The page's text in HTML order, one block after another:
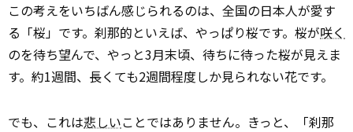
この考えをいちばん感じられるのは、全国の日本人が愛す
る「桜」です。刹那的といえば、やっぱり桜です。桜が咲く
のを待ち望んで、やっと3月末頃、待ちに待った桜が見えま
す。約1週間、長くても2週間程度しか見られない花です。
でも、これは悲しいことではありません。きっと、「刹那